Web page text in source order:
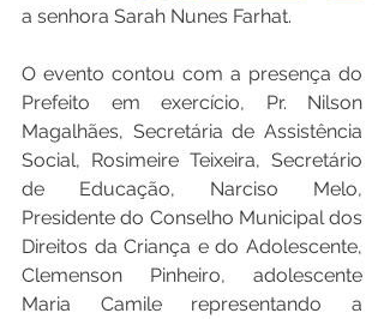
a senhora Sarah Nunes Farhat.
O evento contou com a presença do
Prefeito em exercício, Pr. Nilson
Magalhães, Secretária de Assistência
Social, Rosimeire Teixeira, Secretário
de Educação, Narciso Melo,
Presidente do Conselho Municipal dos
Direitos da Criança e do Adolescente,
Clemenson Pinheiro, adolescente
Maria Camile representando a